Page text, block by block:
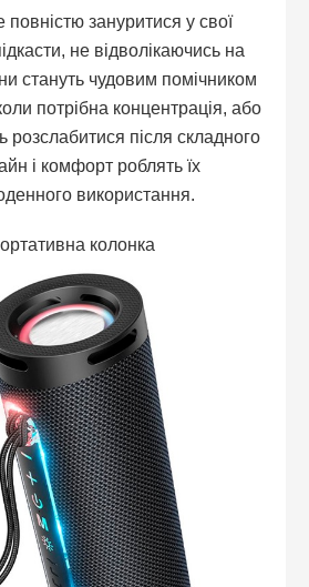
зануритися у свої
не відволікаючись на
стануть чудовим помічником
потрібна концентрація, або
розслабитися після складного
і комфорт роблять їх
використання.
колонка